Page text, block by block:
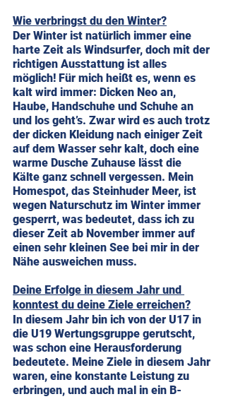
Wie verbringst du den Winter?
Der Winter ist natürlich immer eine
harte Zeit als Windsurfer, doch mit der
richtigen Ausstattung ist alles
möglich! Für mich heißt es, wenn es
kalt wird immer: Dicken Neo an,
Haube, Handschuhe und Schuhe an
und los geht’s. Zwar wird es auch trotz
der dicken Kleidung nach einiger Zeit
auf dem Wasser sehr kalt, doch eine
warme Dusche Zuhause lässt die
Kälte ganz schnell vergessen. Mein
Homespot, das Steinhuder Meer, ist
wegen Naturschutz im Winter immer
gesperrt, was bedeutet, dass ich zu
dieser Zeit ab November immer auf
einen sehr kleinen See bei mir in der
Nähe ausweichen muss.
Deine Erfolge in diesem Jahr und
konntest du deine Ziele erreichen?
In diesem Jahr bin ich von der U17 in
die U19 Wertungsgruppe gerutscht,
was schon eine Herausforderung
bedeutete. Meine Ziele in diesem Jahr
waren, eine konstante Leistung zu
erbringen, und auch mal in ein B-